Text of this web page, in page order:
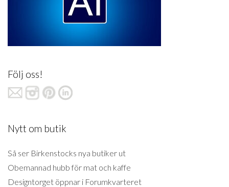
Följ oss!
Nytt om butik
Så ser Birkenstocks nya butiker ut
Obemannad hubb för mat och kaffe
Designtorget öppnar i Forumkvarteret